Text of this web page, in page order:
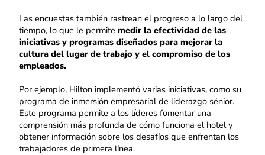
Las encuestas también rastrean el progreso a lo largo del
tiempo, lo que le permitemedir la efectividad de las
iniciativas y programas diseñados para mejorar la
cultura del lugar de trabajo y el compromiso de los
empleados.
Por ejemplo, Hilton implementó varias iniciativas, como su
programa de inmersión empresarial de liderazgo sénior.
Este programa permite a los líderes fomentar una
comprensión más profunda de cómo funciona el hotel y
obtener información sobre los desafíos que enfrentan los
trabajadores de primera línea.